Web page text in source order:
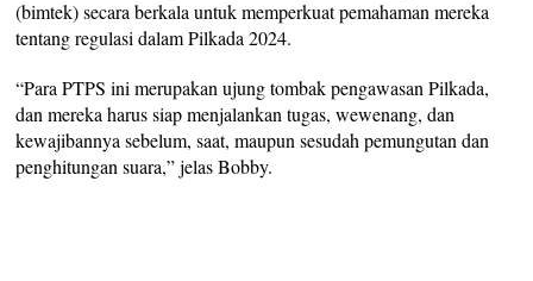
(bimtek) secara berkala untuk memperkuat pemahaman mereka
tentang regulasi dalam Pilkada 2024.
“Para PTPS ini merupakan ujung tombak pengawasan Pilkada,
dan mereka harus siap menjalankan tugas, wewenang, dan
kewajibannya sebelum, saat, maupun sesudah pemungutan dan
penghitungan suara,” jelas Bobby.